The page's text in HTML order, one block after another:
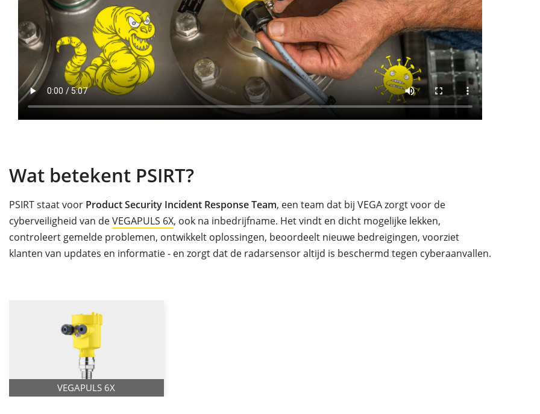
Wat betekent PSIRT?
PSIRT staat voor Product Security Incident Response Team, een team dat bij VEGA zorgt voor de
cyberveiligheid van deVEGAPULS 6X, ook na inbedrijfname. Het vindt en dicht mogelijke lekken,
controleert gemelde problemen, ontwikkelt oplossingen, beoordeelt nieuwe bedreigingen, voorziet
klanten van updates en informatie - en zorgt dat de radarsensor altijd is beschermd tegen cyberaanvallen.
VEGAPULS 6X